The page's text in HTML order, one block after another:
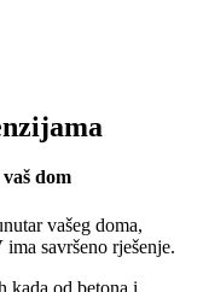
dom
vašeg doma,
ima savršeno rješenje.
kada od betona i